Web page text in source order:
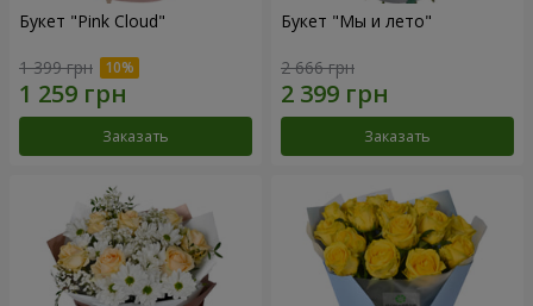
Букет "Pink Cloud"
1 399 грн
Заказать
Букет "Мы и лето"
2 666 грн
Заказать